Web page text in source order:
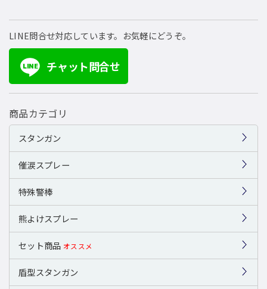
LINE問合せ対応しています。お気軽にどうぞ。
LINE チャット問合せ
商品カテゴリ
スタンガン
催涙スプレー
特殊警棒
熊よけスプレー
セット商品 オススメ
盾型スタンガン